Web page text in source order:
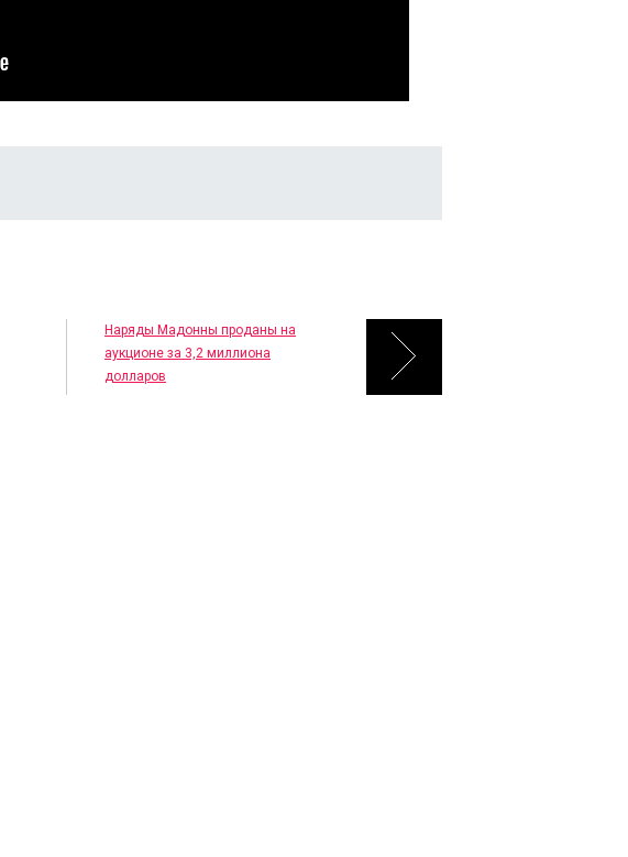
Наряды Мадонны проданы на
аукционе за 3,2 миллиона
долларов